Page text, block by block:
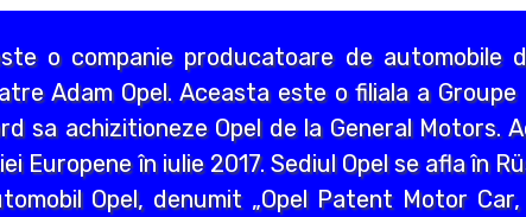
o companie producatoare de automobile
Adam Opel. Aceasta este o filiala a
sa achizitioneze Opel de la General
Europene în iulie 2017. Sediul Opel se afla în
Opel, denumit „Opel Patent Motor